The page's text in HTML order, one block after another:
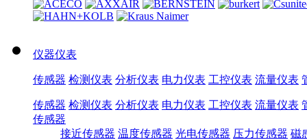
仪器仪表
传感器 检测仪表 分析仪表 电力仪表 工控仪表 流量仪表
传感器 检测仪表 分析仪表 电力仪表 工控仪表 流量仪表
传感器
接近传感器 温度传感器 光电传感器 压力传感器 磁